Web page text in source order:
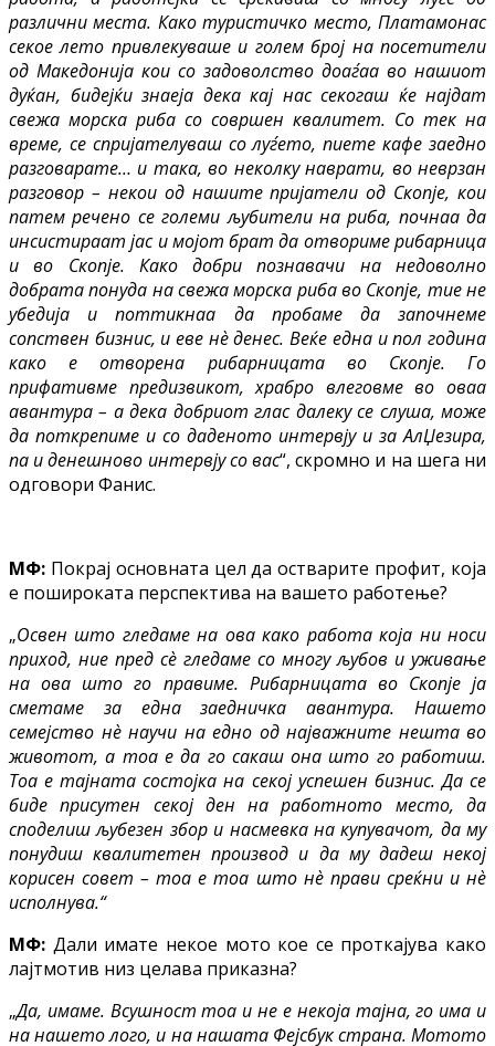
различни места. Како туристичко место, Платамонас
секое лето привлекуваше и голем број на посетители
од Македонија кои со задоволство доаѓаа во нашиот
дуќан, бидејќи знаеја дека кај нас секогаш ќе најдат
свежа морска риба со совршен квалитет. Со тек на
време, се спријателуваш со луѓето, пиете кафе заедно
разговарате… и така, во неколку наврати, во неврзан
разговор – некои од нашите пријатели од Скопје, кои
патем речено се големи љубители на риба, почнаа да
инсистираат јас и мојот брат да отвориме рибарница
и во Скопје. Како добри познавачи на недоволно
добрата понуда на свежа морска риба во Скопје, тие не
убедија и поттикнаа да пробаме да започнеме
сопствен бизнис, и еве нѐ денес. Веќе една и пол година
како е отворена рибарницата во Скопје. Го
прифативме предизвикот, храбро влеговме во оваа
авантура – а дека добриот глас далеку се слуша, може
да поткрепиме и со даденото интервју и за АлЏезира,
па и денешново интервју со вас“, скромно и на шега ни
одговори Фанис.
МФ: Покрај основната цел да остварите профит, која
е пошироката перспектива на вашето работење?
„Освен што гледаме на ова како работа која ни носи
приход, ние пред сѐ гледаме со многу љубов и уживање
на ова што го правиме. Рибарницата во Скопје ја
сметаме за една заедничка авантура. Нашето
семејство нѐ научи на едно од најважните нешта во
животот, а тоа е да го сакаш она што го работиш.
Тоа е тајната состојка на секој успешен бизнис. Да се
биде присутен секој ден на работното место, да
споделиш љубезен збор и насмевка на купувачот, да му
понудиш квалитетен производ и да му дадеш некој
корисен совет – тоа е тоа што нѐ прави среќни и нѐ
исполнува.“
МФ: Дали имате некое мото кое се проткајува како
лајтмотив низ целава приказна?
„Да, имаме. Всушност тоа и не е некоја тајна, го има и
на нашето лого, и на нашата Фејсбук страна. Мотото